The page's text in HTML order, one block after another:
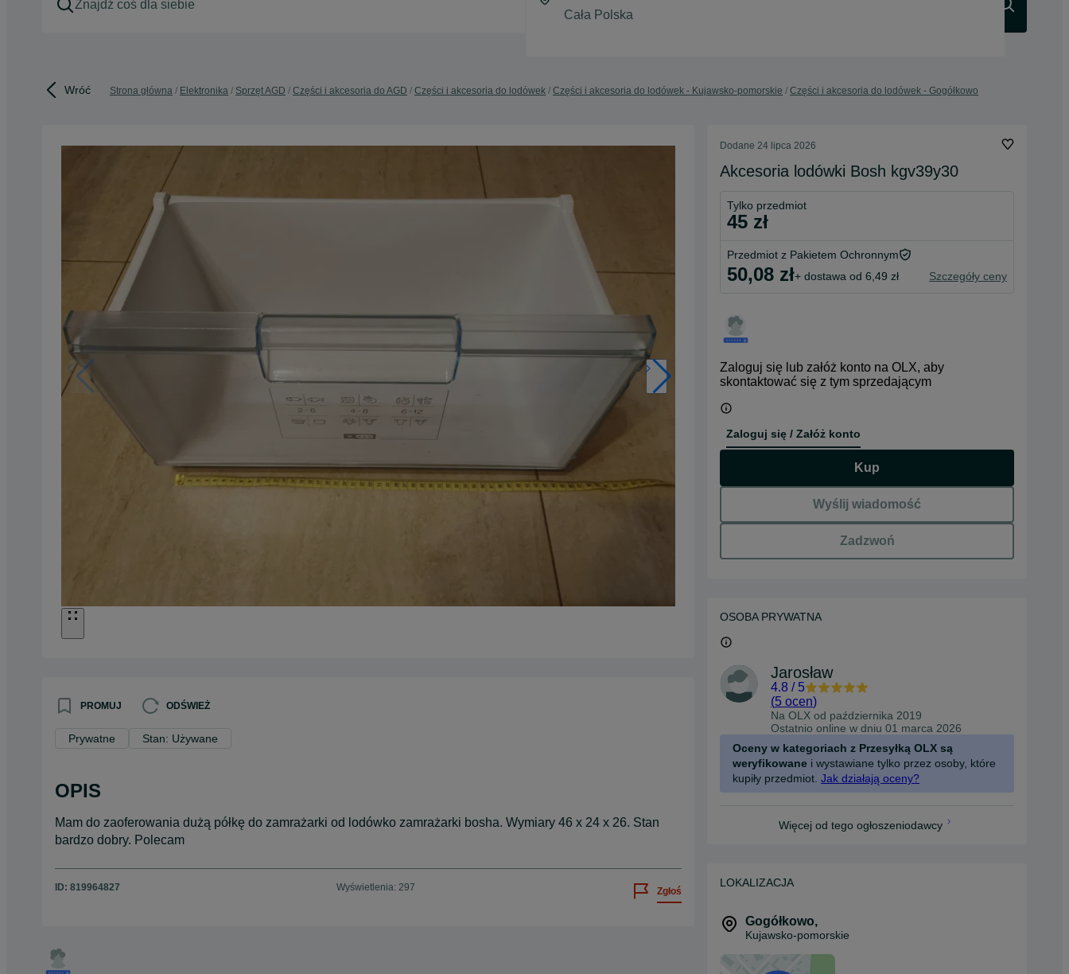
Wróć Strona główna Elektronika Sprzęt AGD Części i akcesoria do AGD Części i akcesoria do lodówek Części i akcesoria do lodówek - Kujawsko-pomorskie Części i akcesoria do lodówek - Gogółkowo
PROMUJ ODŚWIEŻ
Prywatne Stan: Używane
OPIS
Mam do zaoferowania dużą półkę do zamrażarki od lodówko zamrażarki bosha. Wymiary 46 x 24 x 26. Stan
bardzo dobry. Polecam
ID: 819964827 Wyświetlenia: 297 Zgłoś
Dodane 24 lipca 2026
Akcesoria lodówki Bosh kgv39y30
Tylko przedmiot
45 zł
Przedmiot z Pakietem Ochronnym
50,08 zł+ dostawa od 6,49 zł Szczegóły ceny
Zaloguj się lub załóż konto na OLX, aby
skontaktować się z tym sprzedającym
Zaloguj się / Załóż konto
Kup
Wyślij wiadomość
Zadzwoń
OSOBA PRYWATNA
Jarosław
4.8 / 5
(5 ocen)
Na OLX od października 2019
Ostatnio online w dniu 01 marca 2026
Oceny w kategoriach z Przesyłką OLX są
weryfikowane i wystawiane tylko przez osoby, które
kupiły przedmiot. Jak działają oceny?
Więcej od tego ogłoszeniodawcy
LOKALIZACJA
Gogółkowo,
Kujawsko-pomorskie